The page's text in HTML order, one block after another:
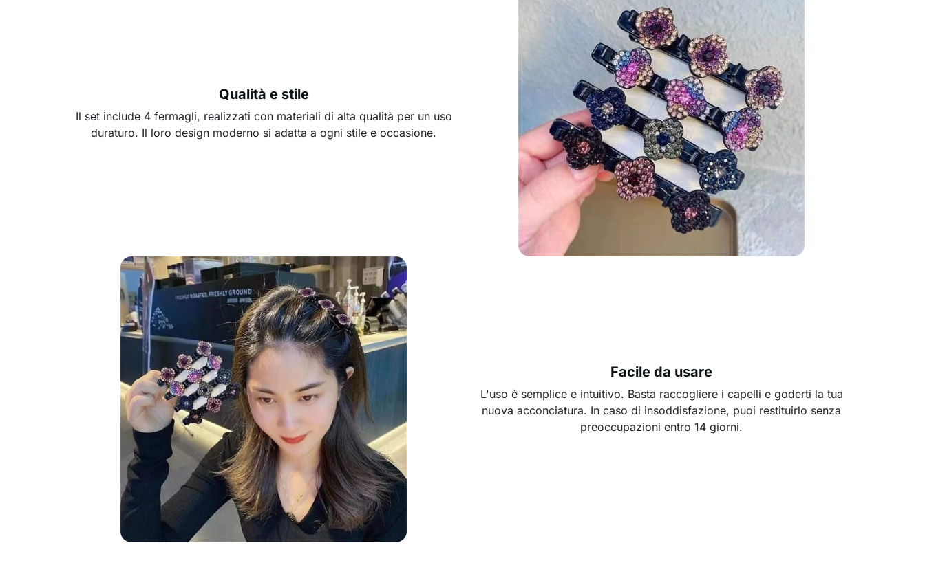
Qualità e stile
Il set include 4 fermagli, realizzati con materiali di alta qualità per un uso
duraturo. Il loro design moderno si adatta a ogni stile e occasione.
Facile da usare
L'uso è semplice e intuitivo. Basta raccogliere i capelli e goderti la tua
nuova acconciatura. In caso di insoddisfazione, puoi restituirlo senza
preoccupazioni entro 14 giorni.